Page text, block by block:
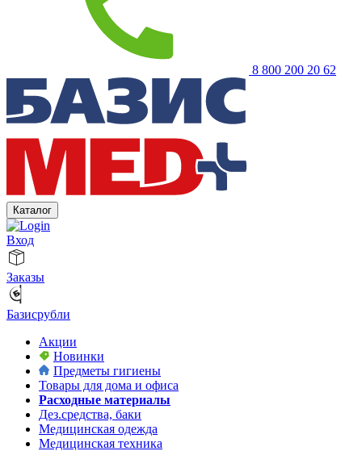
8 800 200 20 62
Каталог
Вход
Заказы
Базисрубли
Акции
Новинки
Предметы гигиены
Товары для дома и офиса
Расходные материалы
Дез.средства, баки
Медицинская одежда
Медицинская техника